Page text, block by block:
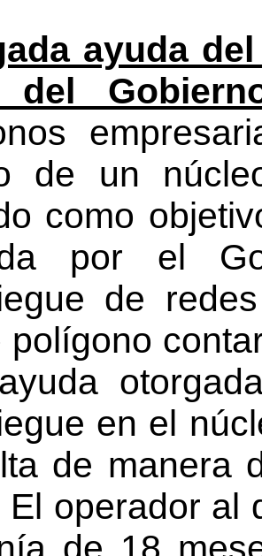
ayuda
del
de un
como
por el
de
polígono
en el
de manera
El operador al